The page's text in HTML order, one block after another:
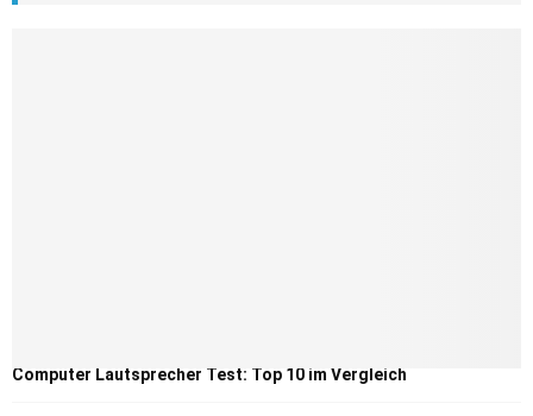
Computer Lautsprecher Test: Top 10 im Vergleich